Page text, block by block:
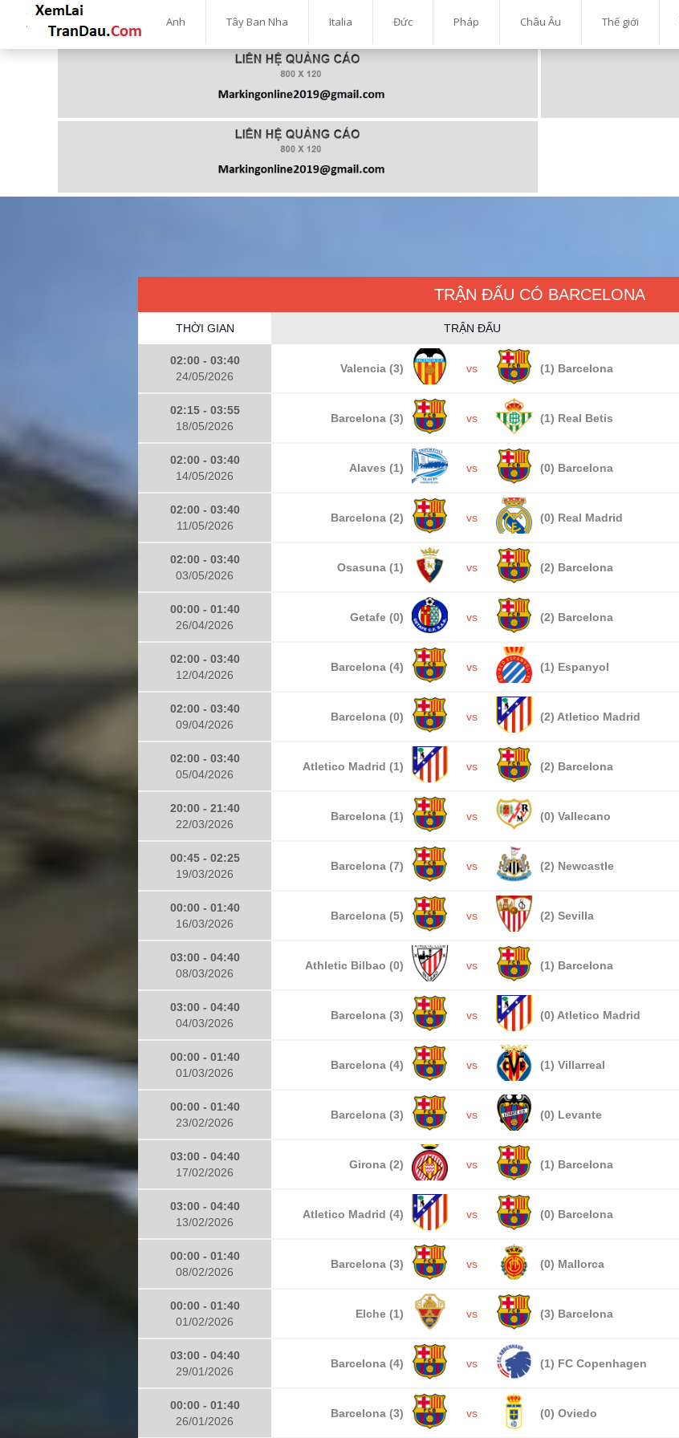
Anh Tây Ban Nha Italia Đức Pháp Châu Âu Thế giới
TRẬN ĐẤU CÓ BARCELONA
THỜI GIAN TRẬN ĐẤU
02:00 - 03:40
24/05/2026
Valencia (3) vs (1) Barcelona
02:15 - 03:55
18/05/2026
Barcelona (3) vs (1) Real Betis
02:00 - 03:40
14/05/2026
Alaves (1) vs (0) Barcelona
02:00 - 03:40
11/05/2026
Barcelona (2) vs (0) Real Madrid
02:00 - 03:40
03/05/2026
Osasuna (1) vs (2) Barcelona
00:00 - 01:40
26/04/2026
Getafe (0) vs (2) Barcelona
02:00 - 03:40
12/04/2026
Barcelona (4) vs (1) Espanyol
02:00 - 03:40
09/04/2026
Barcelona (0) vs (2) Atletico Madrid
02:00 - 03:40
05/04/2026
Atletico Madrid (1) vs (2) Barcelona
20:00 - 21:40
22/03/2026
Barcelona (1) vs (0) Vallecano
00:45 - 02:25
19/03/2026
Barcelona (7) vs (2) Newcastle
00:00 - 01:40
16/03/2026
Barcelona (5) vs (2) Sevilla
03:00 - 04:40
08/03/2026
Athletic Bilbao (0) vs (1) Barcelona
03:00 - 04:40
04/03/2026
Barcelona (3) vs (0) Atletico Madrid
00:00 - 01:40
01/03/2026
Barcelona (4) vs (1) Villarreal
00:00 - 01:40
23/02/2026
Barcelona (3) vs (0) Levante
03:00 - 04:40
17/02/2026
Girona (2) vs (1) Barcelona
03:00 - 04:40
13/02/2026
Atletico Madrid (4) vs (0) Barcelona
00:00 - 01:40
08/02/2026
Barcelona (3) vs (0) Mallorca
00:00 - 01:40
01/02/2026
Elche (1) vs (3) Barcelona
03:00 - 04:40
29/01/2026
Barcelona (4) vs (1) FC Copenhagen
00:00 - 01:40
26/01/2026
Barcelona (3) vs (0) Oviedo